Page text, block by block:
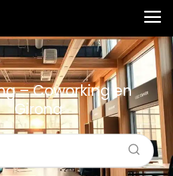
– Coworking en
Girona